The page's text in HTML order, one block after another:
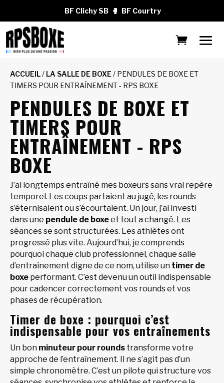
BF Clichy SB 🥊 BF Courtry
ACCUEIL/ LA SALLE DE BOXE / PENDULES DE BOXE ET
TIMERS POUR ENTRAÎNEMENT - RPS BOXE
PENDULES DE BOXE ET
TIMERS POUR
ENTRAÎNEMENT - RPS
BOXE
J’ai longtemps entraîné mes boxeurs sans vrai repère
temporel. Les coups partaient au jugé, les rounds
s’éternisaient ou s’écourtaient. Un jour, j’ai investi
dans une pendule de boxeet tout a changé. Les
séances se sont structurées. Les athlètes ont
progressé plus vite. Aujourd’hui, je comprends
pourquoi chaque club professionnel, chaque salle
d’entraînement digne de ce nom, utilise un timer de
boxe performant. C’est devenu un outil indispensable
pour cadencer correctement vos rounds et vos
phases de récupération.
Timer de boxe : pourquoi c’est
indispensable pour vos entraînements
Un bon minuteur pour rounds transforme votre
approche de l’entraînement. Il ne s’agit pas d’un
simple chronomètre. C’est un pilote qui structure vos